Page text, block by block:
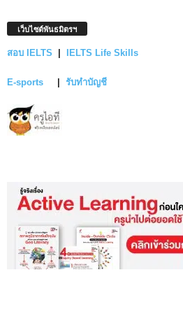
เว็บไซต์พันธมิตรฯ
สอบ IELTS IELTS Life Skills
E-sports รับทำบัญชี